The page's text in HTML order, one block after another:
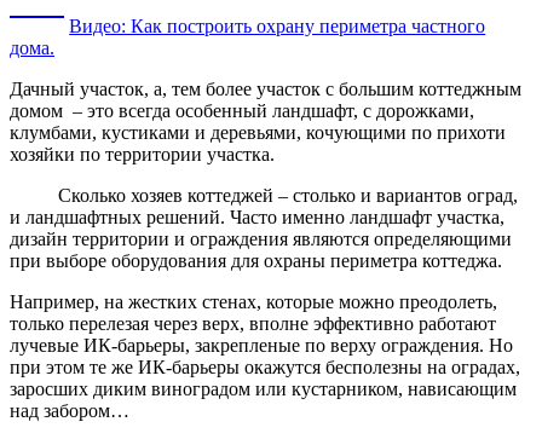
Видео: Как построить охрану периметра частного
дома.
Дачный участок, а, тем более участок с большим коттеджным
домом – это всегда особенный ландшафт, с дорожками,
клумбами, кустиками и деревьями, кочующими по прихоти
хозяйки по территории участка.
Сколько хозяев коттеджей – столько и вариантов оград,
и ландшафтных решений. Часто именно ландшафт участка,
дизайн территории и ограждения являются определяющими
при выборе оборудования для охраны периметра коттеджа.
Например, на жестких стенах, которые можно преодолеть,
только перелезая через верх, вполне эффективно работают
лучевые ИК-барьеры, закрепленые по верху ограждения. Но
при этом те же ИК-барьеры окажутся бесполезны на оградах,
заросших диким виноградом или кустарником, нависающим
над забором…